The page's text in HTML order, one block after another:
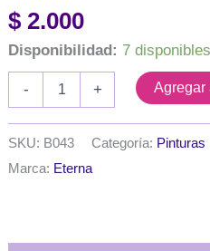
$ 2.000
Disponibilidad: 7 disponibles
-
decorativo
Azul
ultramar
+ Agregar
SKU: B043 Categoría: Pinturas
Marca: Eterna